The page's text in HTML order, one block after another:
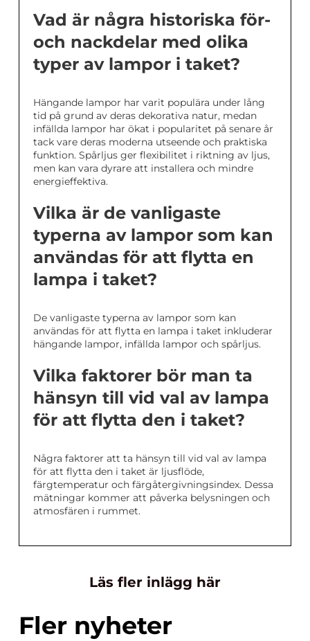
Vad är några historiska för-
och nackdelar med olika
typer av lampor i taket?
Hängande lampor har varit populära under lång
tid på grund av deras dekorativa natur, medan
infällda lampor har ökat i popularitet på senare år
tack vare deras moderna utseende och praktiska
funktion. Spårljus ger flexibilitet i riktning av ljus,
men kan vara dyrare att installera och mindre
energieffektiva.
Vilka är de vanligaste
typerna av lampor som kan
användas för att flytta en
lampa i taket?
De vanligaste typerna av lampor som kan
användas för att flytta en lampa i taket inkluderar
hängande lampor, infällda lampor och spårljus.
Vilka faktorer bör man ta
hänsyn till vid val av lampa
för att flytta den i taket?
Några faktorer att ta hänsyn till vid val av lampa
för att flytta den i taket är ljusflöde,
färgtemperatur och färgåtergivningsindex. Dessa
mätningar kommer att påverka belysningen och
atmosfären i rummet.
Läs fler inlägg här
Fler nyheter